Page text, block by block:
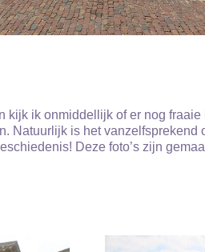
kijk ik onmiddellijk of er nog
Natuurlijk is het vanzelfsprekend
Deze foto’s zijn